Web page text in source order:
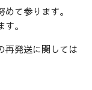
て参ります。
。
再発送に関しては